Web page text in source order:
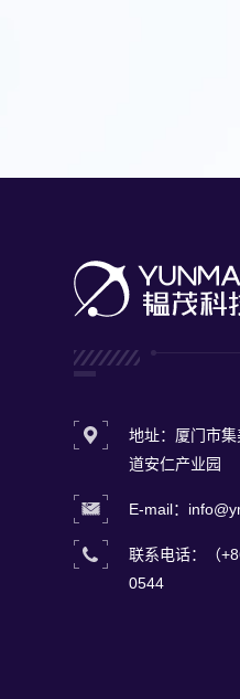
地址：厦门市
道安仁产业园
E-mail：
联系电话：（
0544